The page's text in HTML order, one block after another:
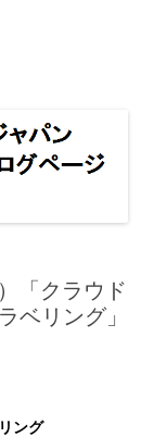
「クラウド
ベリング」
ング